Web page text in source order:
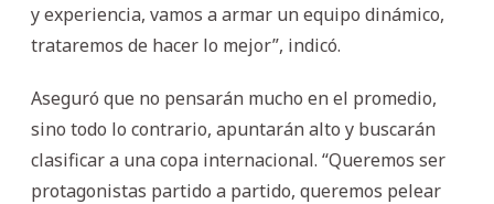
y experiencia, vamos a armar un equipo dinámico,
trataremos de hacer lo mejor”, indicó.
Aseguró que no pensarán mucho en el promedio,
sino todo lo contrario, apuntarán alto y buscarán
clasificar a una copa internacional. “Queremos ser
protagonistas partido a partido, queremos pelear